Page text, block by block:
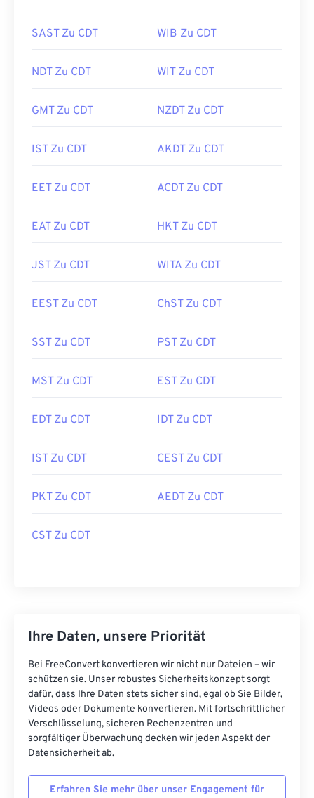
SAST Zu CDT WIB Zu CDT
NDT Zu CDT WIT Zu CDT
GMT Zu CDT NZDT Zu CDT
IST Zu CDT AKDT Zu CDT
EET Zu CDT ACDT Zu CDT
EAT Zu CDT HKT Zu CDT
JST Zu CDT WITA Zu CDT
EEST Zu CDT ChST Zu CDT
SST Zu CDT PST Zu CDT
MST Zu CDT EST Zu CDT
EDT Zu CDT IDT Zu CDT
IST Zu CDT CEST Zu CDT
PKT Zu CDT AEDT Zu CDT
CST Zu CDT
Ihre Daten, unsere Priorität
Bei FreeConvert konvertieren wir nicht nur Dateien – wir
schützen sie. Unser robustes Sicherheitskonzept sorgt
dafür, dass Ihre Daten stets sicher sind, egal ob Sie Bilder,
Videos oder Dokumente konvertieren. Mit fortschrittlicher
Verschlüsselung, sicheren Rechenzentren und
sorgfältiger Überwachung decken wir jeden Aspekt der
Datensicherheit ab.
Erfahren Sie mehr über unser Engagement für